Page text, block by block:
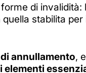
di
stabilita
annullamento,
elementi